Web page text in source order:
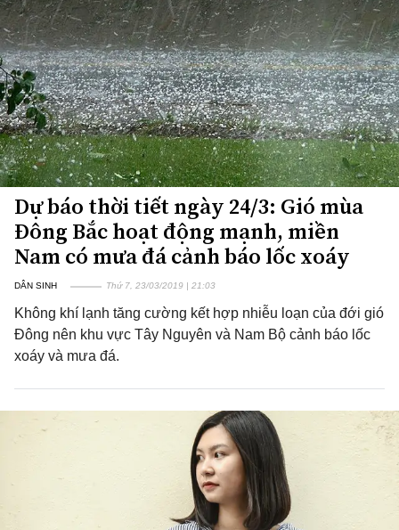
Dự báo thời tiết ngày 24/3: Gió mùa
Đông Bắc hoạt động mạnh, miền
Nam có mưa đá cảnh báo lốc xoáy
DÂN SINH Thứ 7, 23/03/2019 | 21:03
Không khí lạnh tăng cường kết hợp nhiễu loạn của đới gió
Đông nên khu vực Tây Nguyên và Nam Bộ cảnh báo lốc
xoáy và mưa đá.